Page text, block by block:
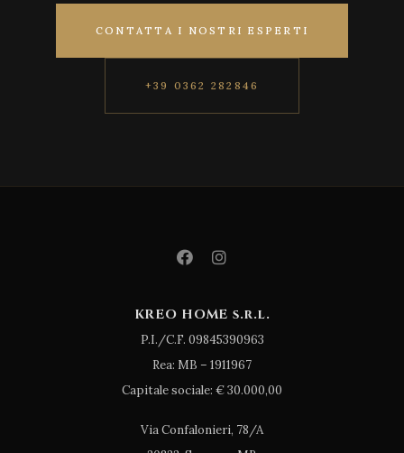
CONTATTA I NOSTRI ESPERTI
+39 0362 282846
KREO HOME s.r.l.
P.I./C.F. 09845390963
Rea: MB – 1911967
Capitale sociale: € 30.000,00
Via Confalonieri, 78/A